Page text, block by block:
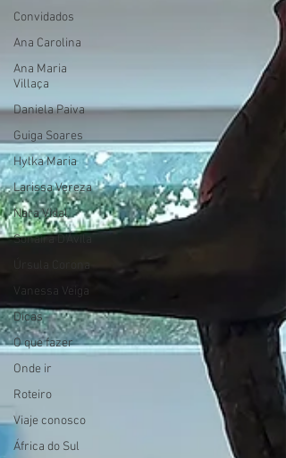
Convidados
Ana Carolina
Ana Maria
Villaça
Daniela Paiva
Guiga Soares
Hylka Maria
Larissa Vereza
Nara Vidal
Sonaira D'Ávila
Úrsula Corona
Vanessa Veiga
Dicas
O que fazer
Onde ir
Roteiro
Viaje conosco
África do Sul